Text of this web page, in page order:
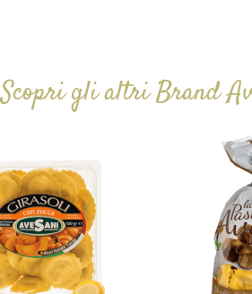
Scopri gli altri Brand